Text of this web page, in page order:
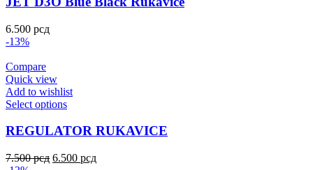
6.500 рсд
-13%
Compare
Quick view
Add to wishlist
Select options
REGULATOR RUKAVICE
7.500рсд 6.500 рсд